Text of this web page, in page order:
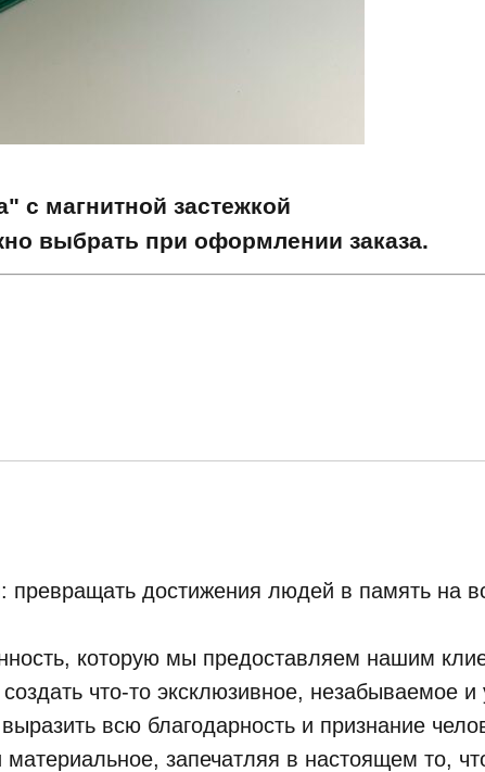
с магнитной застежкой
выбрать при оформлении заказа.
превращать достижения людей в память на
которую мы предоставляем нашим
что-то эксклюзивное, незабываемое
всю благодарность и признание
материальное, запечатляя в настоящем то,